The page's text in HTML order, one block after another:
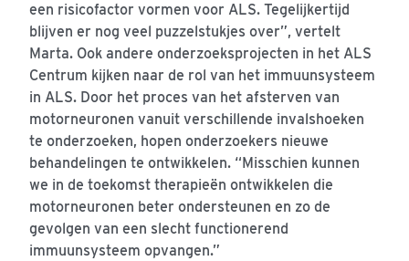
een risicofactor vormen voor ALS. Tegelijkertijd
blijven er nog veel puzzelstukjes over”, vertelt
Marta. Ook andere onderzoeksprojecten in het ALS
Centrum kijken naar de rol van het immuunsysteem
in ALS. Door het proces van het afsterven van
motorneuronen vanuit verschillende invalshoeken
te onderzoeken, hopen onderzoekers nieuwe
behandelingen te ontwikkelen. “Misschien kunnen
we in de toekomst therapieën ontwikkelen die
motorneuronen beter ondersteunen en zo de
gevolgen van een slecht functionerend
immuunsysteem opvangen.”